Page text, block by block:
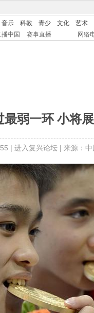
音乐 科教 青少 文化
艺术
播中国 赛事直播 网络
弱一环 小将
| 进入复兴论坛| 来源：